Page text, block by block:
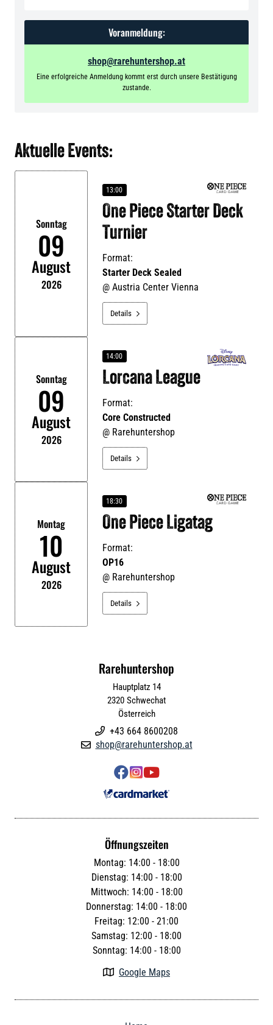
Voranmeldung:
shop@rarehuntershop.at
Eine erfolgreiche Anmeldung kommt erst durch unsere Bestätigung
zustande.
Aktuelle Events:
Sonntag
09
August
2026
13:00
One Piece Starter Deck
Turnier
Format:
Starter Deck Sealed
@ Austria Center Vienna
Details 
Sonntag
09
August
2026
14:00
Lorcana League
Format:
Core Constructed
@ Rarehuntershop
Details 
Montag
10
August
2026
18:30
One Piece Ligatag
Format:
OP16
@ Rarehuntershop
Details 
Rarehuntershop
Hauptplatz 14
2320 Schwechat
Österreich
 +43 664 8600208
 shop@rarehuntershop.at

Öffnungszeiten
Montag: 14:00 - 18:00
Dienstag: 14:00 - 18:00
Mittwoch: 14:00 - 18:00
Donnerstag: 14:00 - 18:00
Freitag: 12:00 - 21:00
Samstag: 12:00 - 18:00
Sonntag: 14:00 - 18:00
 Google Maps